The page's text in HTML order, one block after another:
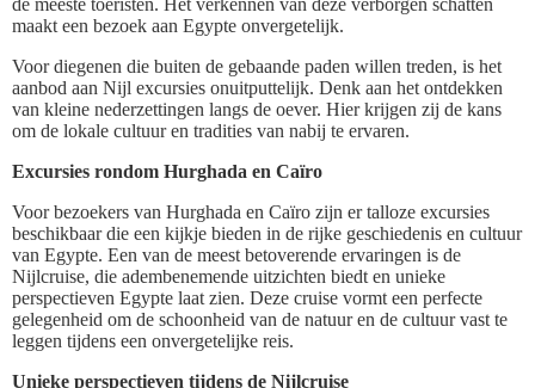
de meeste toeristen. Het verkennen van deze verborgen schatten
maakt een bezoek aan Egypte onvergetelijk.
Voor diegenen die buiten de gebaande paden willen treden, is het
aanbod aan Nijl excursies onuitputtelijk. Denk aan het ontdekken
van kleine nederzettingen langs de oever. Hier krijgen zij de kans
om de lokale cultuur en tradities van nabij te ervaren.
Excursies rondom Hurghada en Caïro
Voor bezoekers van Hurghada en Caïro zijn er talloze excursies
beschikbaar die een kijkje bieden in de rijke geschiedenis en cultuur
van Egypte. Een van de meest betoverende ervaringen is de
Nijlcruise, die adembenemende uitzichten biedt en unieke
perspectieven Egypte laat zien. Deze cruise vormt een perfecte
gelegenheid om de schoonheid van de natuur en de cultuur vast te
leggen tijdens een onvergetelijke reis.
Unieke perspectieven tijdens de Nijlcruise